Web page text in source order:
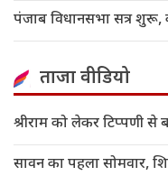
पंजाब विधानसभा सत्र शुरू,
ताजा वीडियो
श्रीराम को लेकर टिप्पणी से
सावन का पहला सोमवार,